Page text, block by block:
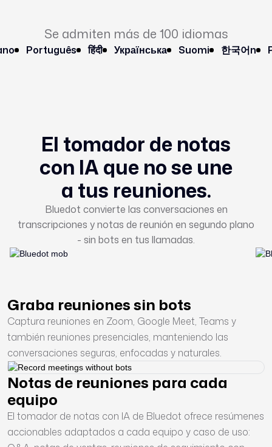
Se admiten más de 100 idiomas
Português हिंदी Українська Suomi 한국어n
El tomador de notas
con IA que no se une
a tus reuniones.
Bluedot convierte las conversaciones en
transcripciones y notas de reunión en segundo plano
- sin bots en tus llamadas.
Graba reuniones sin bots
Captura reuniones en Zoom, Google Meet, Teams y
también reuniones presenciales, manteniendo las
conversaciones seguras, enfocadas y naturales.
Notas de reuniones para cada
equipo
El tomador de notas con IA de Bluedot ofrece resúmenes
accionables adaptados a cada equipo y caso de uso: